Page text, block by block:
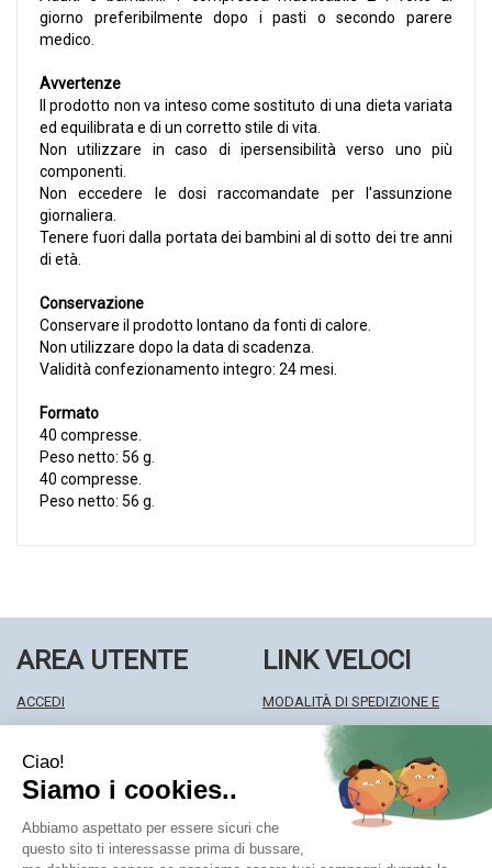
giorno preferibilmente dopo i pasti o secondo parere
medico.
Avvertenze
Il prodotto non va inteso come sostituto di una dieta variata
ed equilibrata e di un corretto stile di vita.
Non utilizzare in caso di ipersensibilità verso uno più
componenti.
Non eccedere le dosi raccomandate per l'assunzione
giornaliera.
Tenere fuori dalla portata dei bambini al di sotto dei tre anni
di età.
Conservazione
Conservare il prodotto lontano da fonti di calore.
Non utilizzare dopo la data di scadenza.
Validità confezionamento integro: 24 mesi.
Formato
40 compresse.
Peso netto: 56 g.
40 compresse.
Peso netto: 56 g.
AREA UTENTE
ACCEDI
WISHLIST
ISCRIZIONE ALLA NEWSLETTER
LINK VELOCI
MODALITÀ DI SPEDIZIONE E
MODALITÀ DI PAGAMENTO
INFORMATIVA PRIVACY
CONDIZIONI DI VENDITA